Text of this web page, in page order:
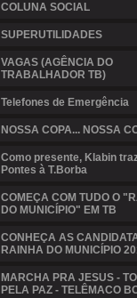
COLUNA SOCIAL
SUPERUTILIDADES
VAGAS (AGÊNCIA DO
TRABALHADOR TB)
Telefones de Emergência
NOSSA COPA... NOSSA
Como presente, Klabin
Pontes à T.Borba
COMEÇA COM TUDO O
DO MUNICÍPIO" EM TB
CONHEÇA AS
RAINHA DO MUNICÍPIO
MARCHA PRA JESUS -
PELA PAZ - TELÊMACO